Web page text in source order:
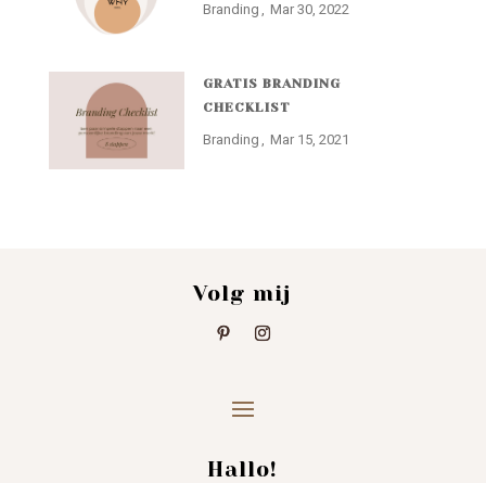
Branding Mar 30, 2022
GRATIS BRANDING
CHECKLIST
Branding Mar 15, 2021
Volg mij
Hallo!